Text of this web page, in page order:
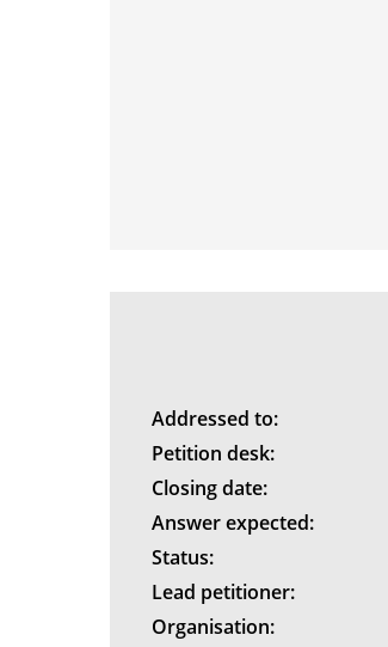
Addressed to:
Petition desk:
Closing date:
Answer expected:
Status:
Lead petitioner:
Organisation: